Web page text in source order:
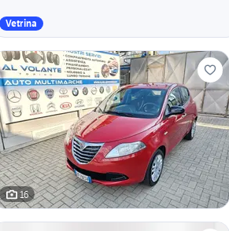
Vetrina
16